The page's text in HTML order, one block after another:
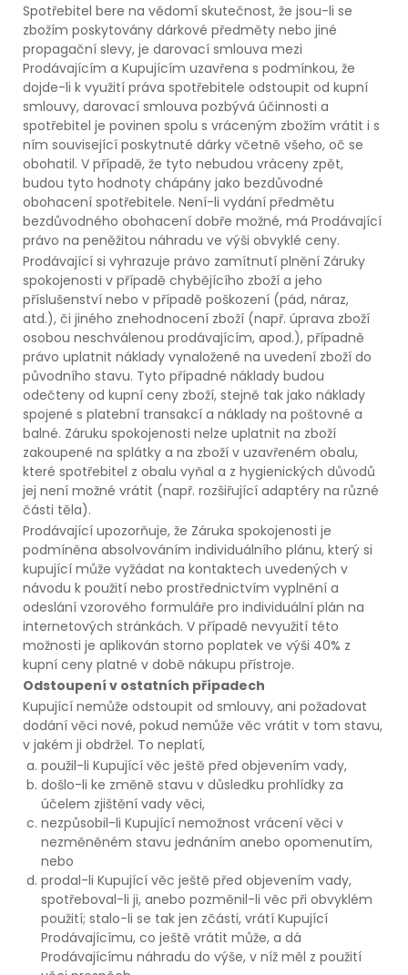
Spotřebitel bere na vědomí skutečnost, že jsou-li se
zbožím poskytovány dárkové předměty nebo jiné
propagační slevy, je darovací smlouva mezi
Prodávajícím a Kupujícím uzavřena s podmínkou, že
dojde-li k využití práva spotřebitele odstoupit od kupní
smlouvy, darovací smlouva pozbývá účinnosti a
spotřebitel je povinen spolu s vráceným zbožím vrátit i s
ním související poskytnuté dárky včetně všeho, oč se
obohatil. V případě, že tyto nebudou vráceny zpět,
budou tyto hodnoty chápány jako bezdůvodné
obohacení spotřebitele. Není-li vydání předmětu
bezdůvodného obohacení dobře možné, má Prodávající
právo na peněžitou náhradu ve výši obvyklé ceny.
Prodávající si vyhrazuje právo zamítnutí plnění Záruky
spokojenosti v případě chybějícího zboží a jeho
příslušenství nebo v případě poškození (pád, náraz,
atd.), či jiného znehodnocení zboží (např. úprava zboží
osobou neschválenou prodávajícím, apod.), případně
právo uplatnit náklady vynaložené na uvedení zboží do
původního stavu. Tyto případné náklady budou
odečteny od kupní ceny zboží, stejně tak jako náklady
spojené s platební transakcí a náklady na poštovné a
balné. Záruku spokojenosti nelze uplatnit na zboží
zakoupené na splátky a na zboží v uzavřeném obalu,
které spotřebitel z obalu vyňal a z hygienických důvodů
jej není možné vrátit (např. rozšiřující adaptéry na různé
části těla).
Prodávající upozorňuje, že Záruka spokojenosti je
podmíněna absolvováním individuálního plánu, který si
kupující může vyžádat na kontaktech uvedených v
návodu k použití nebo prostřednictvím vyplnění a
odeslání vzorového formuláře pro individuální plán na
internetových stránkách. V případě nevyužití této
možnosti je aplikován storno poplatek ve výši 40% z
kupní ceny platné v době nákupu přístroje.
Odstoupení v ostatních případech
Kupující nemůže odstoupit od smlouvy, ani požadovat
dodání věci nové, pokud nemůže věc vrátit v tom stavu,
v jakém ji obdržel. To neplatí,
použil-li Kupující věc ještě před objevením vady,
došlo-li ke změně stavu v důsledku prohlídky za
účelem zjištění vady věci,
nezpůsobil-li Kupující nemožnost vrácení věci v
nezměněném stavu jednáním anebo opomenutím,
nebo
prodal-li Kupující věc ještě před objevením vady,
spotřeboval-li ji, anebo pozměnil-li věc při obvyklém
použití; stalo-li se tak jen zčásti, vrátí Kupující
Prodávajícímu, co ještě vrátit může, a dá
Prodávajícímu náhradu do výše, v níž měl z použití